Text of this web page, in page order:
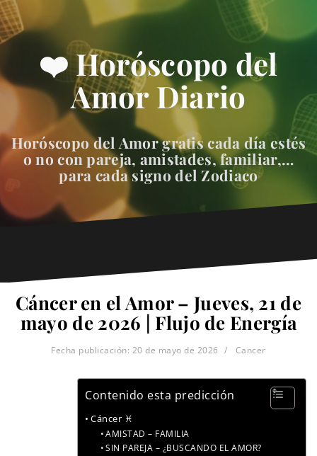
❤️ Horóscopo del
Amor Diario
Horóscopo del Amor gratis cada día estés
o no con pareja, amistades, familiar,…
para cada signo del Zodiaco
Cáncer en el Amor – Jueves, 21 de
mayo de 2026 | Flujo de Energía
Fecha publicación: 20 de mayo de 2026 Cancer
Contenido esta predicción
Cáncer ♓
AMISTAD – FAMILIA
SIN PAREJA – ¿BUSCANDO EL AMOR?